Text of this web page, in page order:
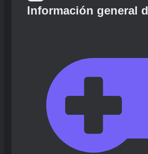
Información general